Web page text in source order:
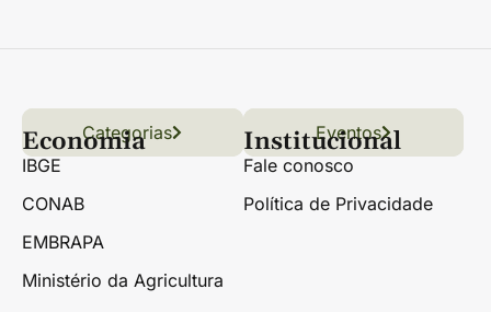
Links úteis
Conteúdo Grãos
Florestas Hortifrúti
Categorias Eventos
Economia
IBGE
CONAB
EMBRAPA
Ministério da Agricultura
Institucional
Fale conosco
Política de Privacidade